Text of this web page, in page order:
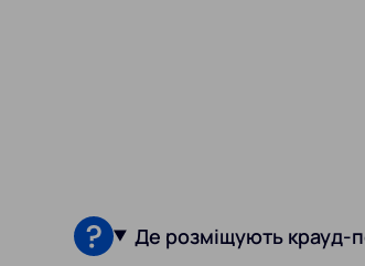
Де розміщують крауд-